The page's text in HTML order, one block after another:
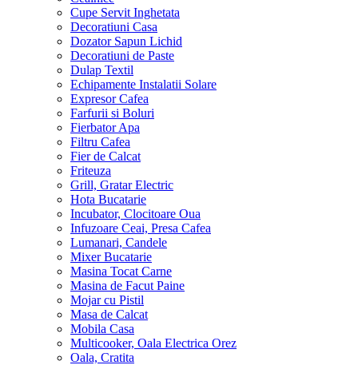
Cupe Servit Inghetata
Decoratiuni Casa
Dozator Sapun Lichid
Decoratiuni de Paste
Dulap Textil
Echipamente Instalatii Solare
Expresor Cafea
Farfurii si Boluri
Fierbator Apa
Filtru Cafea
Fier de Calcat
Friteuza
Grill, Gratar Electric
Hota Bucatarie
Incubator, Clocitoare Oua
Infuzoare Ceai, Presa Cafea
Lumanari, Candele
Mixer Bucatarie
Masina Tocat Carne
Masina de Facut Paine
Mojar cu Pistil
Masa de Calcat
Mobila Casa
Multicooker, Oala Electrica Orez
Oala, Cratita